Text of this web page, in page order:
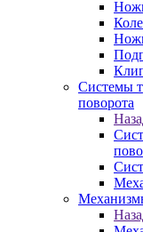
Системы
поворота